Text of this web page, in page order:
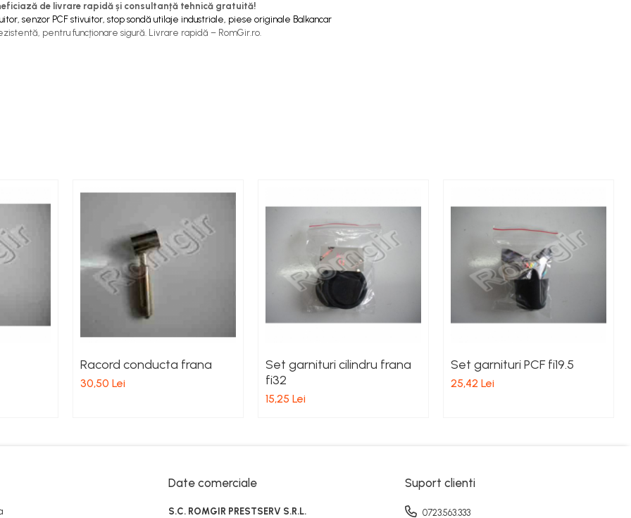
de livrare rapidă și consultanță tehnică gratuită!
senzor PCF stivuitor, stop sondă utilaje industriale, piese originale Balkancar
pentru funcționare sigură. Livrare rapidă – RomGir.ro.
Racord conducta frana
30,50 Lei
Set garnituri cilindru frana
fi32
15,25 Lei
Set garnituri PCF fi19.5
25,42 Lei
Date comerciale
S.C. ROMGIR PRESTSERV S.R.L.
Suport clienti
0723.563.333